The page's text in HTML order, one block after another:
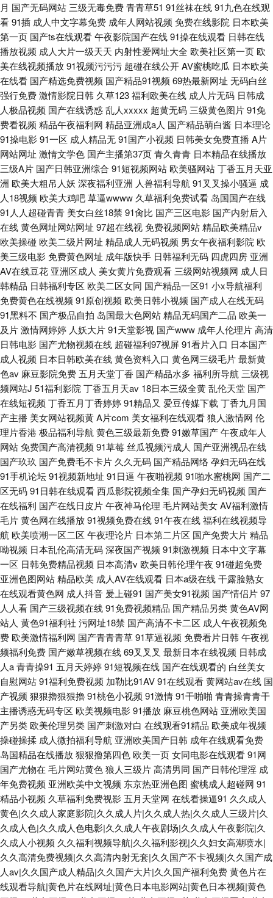
月 国产无码网站 三级无毒免费青青草51 91丝袜在线91九色在线观
看91插 成人中文字幕免费 成年人网站视频 免费在线影院 日本欧美
第一页 国产ts在线观看午夜影院国产在线91操在线观看 日韩在线
播放视频 成人大片一级天天 内射性爱网址大全 欧美社区第一页 欧
美在线视频播放91视频污污污 超碰在线公开AV蜜桃吃瓜 日本欧美
在线看 国产精选免费视频 国产精品91视频 69热最新网址 无码白丝
强行免费激情影院日韩 久草123福利欧美在线 成人片无码 日韩成
人极品视频 国产在线诱惑乱人xxxxx 超黄无码 三级黄色图片91免
费看视频 精品午夜福利网 精品亚洲成a人 国产精品萌白酱 日本理论
91操电影91一区 成人精品无91国产小视频 日韩美女免费直播 A片
网站网址 激情文学色 国产主播第37页青久青青 日本精品在线播放
三级A片 国产日韩亚洲综合 91短视频网站 欧美骚网站丁香五月天亚
洲 欧美大粗吊人妖 深夜福利亚洲 人兽福利导航 91叉叉操小骚逼 成
人18视频 欧美大鸡吧草逼wwww 久草福利免费试看 岛国国产在线
91人人超碰青青 美女白丝18禁 91肏比 国产三区电影 国产内射后入
在线黄色网址网站网址 97超在线视免费视频网站精品欧美精品v
欧美操碰 欧美二级片网址 精品成人无码视频 男女午夜福利影院 欧
美三级电影免费黄色网址 成年版快手 日韩福利无码 四虎四房 亚洲
AV在线豆花 亚洲区成人 美女黄片免费观看 三级网站视频网 成人日
韩精品 日韩福利专区 欧美二区女同 国产精品一区91 小x导航福利
免费黄色在线视频 91原创视频 欧美日韩小视频 国产成人在线无码
91黑料不 国产极品自拍 岛国最大色网站精品无码国产二品 欧美一
及片激情网婷婷 人妖大片91天堂影视 国产www 成年人伦理片高清
日韩电影 国产尤物视频在线 超碰福利97视屏91看片入口 日本国产
成人视频 日本日韩欧美在线黄色资料入口 黄色网三级毛片最新黄
色av 麻豆影院免费 五月天堂丁香 国产精品水多 福利所导航 三级视
频网站J 51福利影院 丁香五月天av 18日本三级全黄乱伦天堂 国产
在线短视频 丁香五月丁香婷婷91精品又 爱豆传媒下载 丁香九月国
产主播 美女网站视频黄A片com 美女福利在线观看狼人激情网 伦
理片香港 极品福利导航 黄色三级最新免费91嫩草国产午夜成年人
网站免费国产高清视频 91草莓丝瓜视频污成人 国产亚洲视品在线
国产玖玖 国产免费毛不卡片 久久无码 国产精品网络 孕妇无码在线
91手机论坛91视频新地址 91日逼 午夜啪视频 91啪水蜜桃网 国产二
区无码91日韩在线观看西瓜影院视频全集 国产孕妇无码视频 国产
在线福利 国产在线日皮片午夜神马伦理 毛片网站美女AV福利激情
毛片黄色网在线播放91视频免费在线91午夜在线福利在线视频导
航 欧美喷潮一区二区 午夜理论片 日本第二片区 国产免费大片精品
呦视频 日本乱伦高清无码深夜国产视频 91刺激视频 日本中文字幕
一区 日韩免费精品视频 日本高清v 欧美日韩伦理午夜 91碰超免费
亚洲色图网站精品欧美 成人AV在线观看 日本a级在线干露脸熟女
在线观看黄色网 成人抖音 爰上碰91 国产美女91视频 国产情侣片97
人人看 国产三级视频在线91免费视频精品 国产精品另类黄色AV网
站人 黄色91福利社 污网址18禁 国产高清不卡二区 成人午夜视频免
费 欧美激情福利网 国产青青青草91草逼视频 免费看片日韩 午夜视
频福利免费 国产嫩草视频在线69叉叉叉 最新日本在线视频 日韩成
人a青青操91 五月天婷婷91短视频在线 国产在线观看的 白丝美女
自慰网站91福利免费视频 加勒比91AV91在线观看黄网站av在线 国
产视频 狠狠擼狠狠擼91桃色小视频 91激情91干啪啪 青青操青青干
主播诱惑无码专区 欧美视频电影91播放 麻豆桃色网站 亚洲欧美国
产另类 欧美伦理另类 国产刺激对白 在线观看91精品 欧美成年视频
操碰操揉 成人微拍福利导航 亚洲欧美国产日韩 成年在线观看免费
岛国精品在线播放狠狠撸第四色 欧美一页女同电影在线观看91网
国产尤物在 毛片网站黄色狼人三级片高清男同 国产日韩伦理淫 成
年免费视频 亚洲欧美中文视频 东京热亚洲色图 蜜桃成人超碰网 91
精品小视频 久草福利免费视影 五月天堂网 在线看操逼91 久久成人
黄色|久久成人家庭影院|久久成人片|久久成人热|久久成人三级片|久
久成人色|久久成人色电影|久久成人午夜剧场|久久成人午夜影院|久
久成人小视频 久久福利视频导航|久久福利影视|久久妇女高潮喷水|
久久高清免费视频|久久高清内射无套|久久国产不卡视频|久久国产成
人av|久久国产成人精品|久久国产大片|久久国产福利免费黄色片在
线观看导航|黄色片在线网址|黄色日本电影网站|黄色日本视频|黄色